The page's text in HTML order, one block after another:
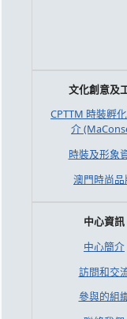
文化創意及
CPTTM 時裝孵
介
時裝及形象
澳門時尚品
中心資訊
中心簡介
訪問和交
參與的組